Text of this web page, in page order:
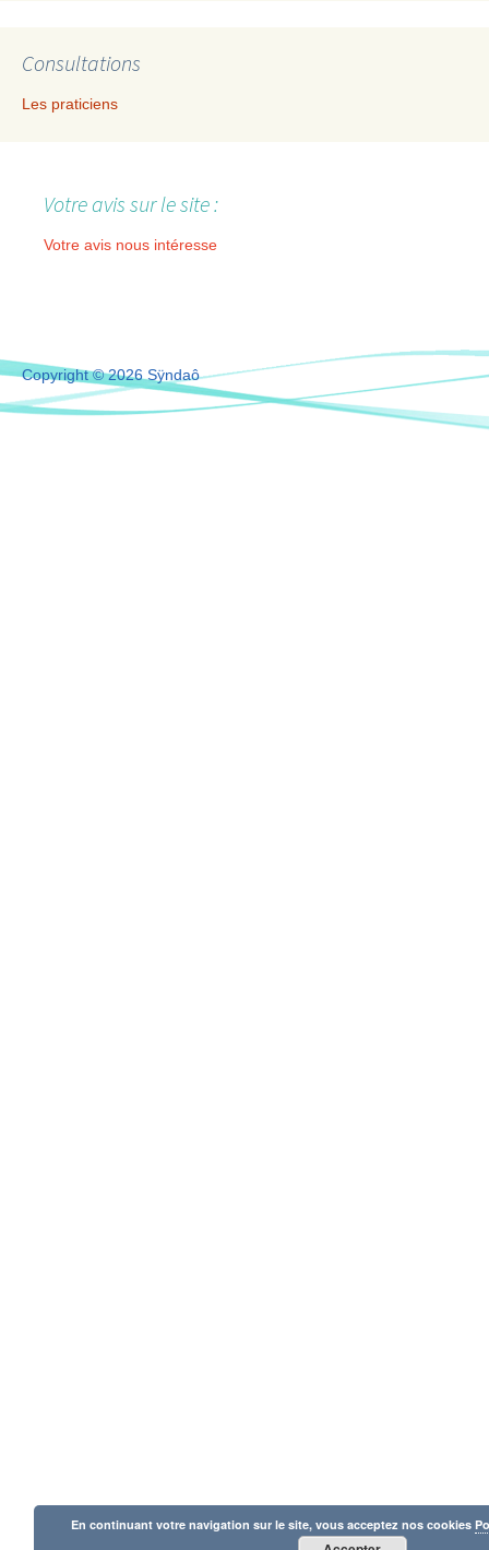
Consultations
Les praticiens
Votre avis sur le site :
Votre avis nous intéresse
Copyright © 2026 Sÿndaô
En continuant votre navigation sur le site, vous acceptez nos cookies